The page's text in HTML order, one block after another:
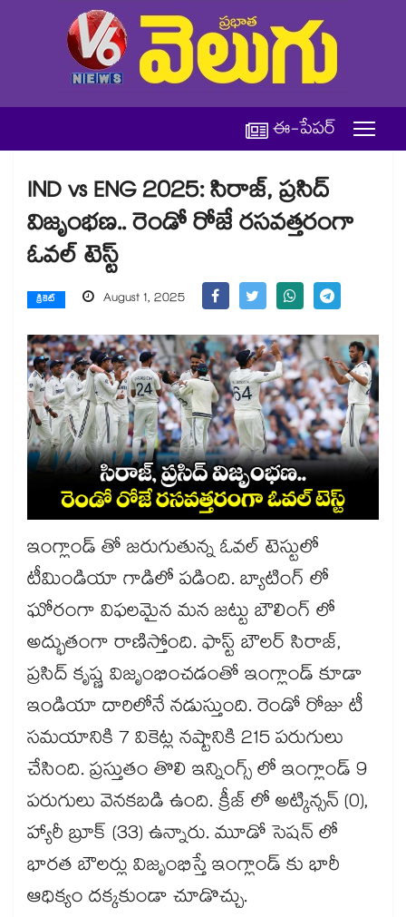
ఈ-పేపర్
IND vs ENG 2025: సిరాజ్, ప్రసిద్
విజృంభణ.. రెండో రోజే రసవత్తరంగా
ఓవల్ టెస్ట్
క్రికెట్ August 1, 2025
ఇంగ్లాండ్ తో జరుగుతున్న ఓవల్ టెస్టులో
టీమిండియా గాడిలో పడింది. బ్యాటింగ్ లో
ఘోరంగా విఫలమైన మన జట్టు బౌలింగ్ లో
అద్భుతంగా రాణిస్తోంది. ఫాస్ట్ బౌలర్ సిరాజ్,
ప్రసిద్ కృష్ణ విజృంభించడంతో ఇంగ్లాండ్ కూడా
ఇండియా దారిలోనే నడుస్తుంది. రెండో రోజు టీ
సమయానికి 7 వికెట్ల నష్టానికి 215 పరుగులు
చేసింది. ప్రస్తుతం తొలి ఇన్నింగ్స్ లో ఇంగ్లాండ్ 9
పరుగులు వెనకబడి ఉంది. క్రీజ్ లో అట్కిన్సన్ (0),
హ్యారీ బ్రూక్ (33) ఉన్నారు. మూడో సెషన్ లో
భారత బౌలర్లు విజృంభిస్తే ఇంగ్లాండ్ కు భారీ
ఆధిక్యం దక్కకుండా చూడొచ్చు.